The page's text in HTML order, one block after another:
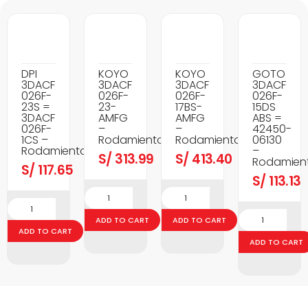
DPI
3DACF
026F-
23S =
3DACF
026F-
1CS –
Rodamientos
S/ 117.65
ADD TO CART
KOYO
3DACF
026F-
23-
AMFG
–
Rodamientos
S/ 313.99
ADD TO CART
KOYO
3DACF
026F-
17BS-
AMFG
–
Rodamientos
S/ 413.40
ADD TO CART
GOTO
3DACF
026F-
15DS
ABS =
42450-
06130
–
S/ 113.13
ADD TO CART